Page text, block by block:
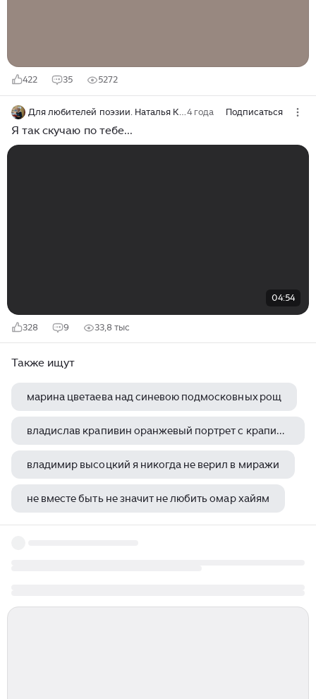
422 35 5272
Для любителей поэзии. Наталья Карелина4 года Подписаться
Я так скучаю по тебе...
04:54
328 9 33,8 тыс
Также ищут
марина цветаева над синевою подмосковных рощ
владислав крапивин оранжевый портрет с крапинками краткое содержание
владимир высоцкий я никогда не верил в миражи
не вместе быть не значит не любить омар хайям